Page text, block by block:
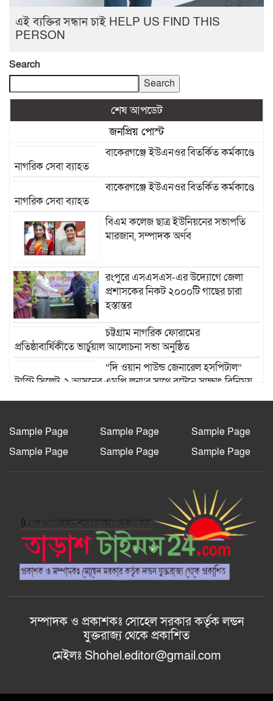
এই ব্যক্তির সন্ধান চাই HELP US FIND THIS
PERSON
Search
Search
শেষ আপডেট
জনপ্রিয় পোস্ট
বাকেরগঞ্জে ইউএনওর বিতর্কিত কর্মকাণ্ডে
নাগরিক সেবা ব্যাহত
বাকেরগঞ্জে ইউএনওর বিতর্কিত কর্মকাণ্ডে
নাগরিক সেবা ব্যাহত
বিএম কলেজ ছাত্র ইউনিয়নের সভাপতি
মারজান, সম্পাদক অর্ণব
রংপুরে এসএসএস-এর উদ্যোগে জেলা
প্রশাসকের নিকট ২০০০টি গাছের চারা
হস্তান্তর
চট্টগ্রাম নাগরিক ফোরামের
প্রতিষ্ঠাবার্ষিকীতে ভার্চুয়াল আলোচনা সভা অনুষ্ঠিত
“দি ওয়ান পাউন্ড জেনারেল হসপিটাল”
ট্রাস্টি সিলেট-২ আসনের এমপি লুনা’র সা‌থে বৃটেনে সাক্ষাৎ বিনিময়
মানবিক সংগঠন সিলেট-চট্টগ্রাম ফ্রেন্ডশিপ
রাজশাহী দুর্গাপুরে ভ্রাম্যমাণ আদালতের
বাংলাদেশ জাতীয়তাবাদী স্বেচ্ছাসেবক
দলের হরিপুর উপজেলা শাখার নতুন কমিটি
গঠন
আল-ইযহার আইডিয়াল মাদ্রাসায় মেধা
বিকাশ, কুরআন বিতরণ ও ফলাফল প্রকাশ
অনুষ্ঠান ২০২৬ অনুষ্ঠিত।
Sample Page Sample Page
Sample Page
Sample Page
Sample Page Sample Page
সম্পাদক ও প্রকাশকঃ সোহেল সরকার কর্তৃক লন্ডন
যুক্তরাজ্য থেকে প্রকাশিত
মেইলঃ Shohel.editor@gmail.com